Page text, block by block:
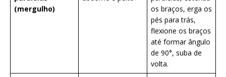
(mergulho)
os braços, erga os
pés para trás,
flexione os braços
até formar ângulo
de 90°, suba de
volta.